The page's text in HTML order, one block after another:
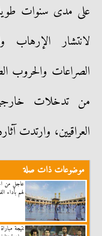
على مدى سنوات
لانتشار الإرهاب
الصراعات والحروب
من تدخلات
العراقيين، وارتدت
موضوعات ذات صلة
عاجل من
لهم بأداء
نتيجة